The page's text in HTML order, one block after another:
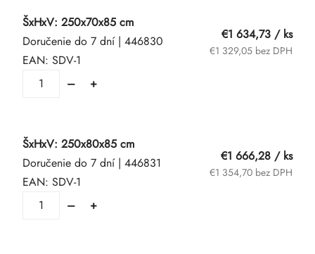
ŠxHxV: 250x70x85 cm
Doručenie do 7 dní | 446830
EAN: SDV-1
€1 634,73 / ks
€1 329,05 bez DPH
ŠxHxV: 250x80x85 cm
Doručenie do 7 dní | 446831
EAN: SDV-1
€1 666,28 / ks
€1 354,70 bez DPH